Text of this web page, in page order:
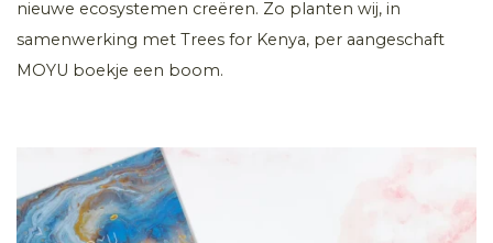
nieuwe ecosystemen creëren. Zo planten wij, in
samenwerking met Trees for Kenya, per aangeschaft
MOYU boekje een boom.